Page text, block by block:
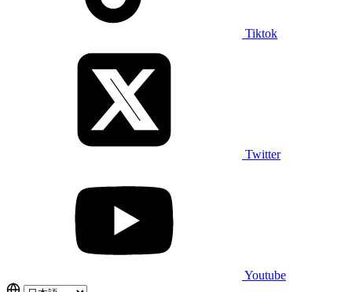
Tiktok
Twitter
Youtube